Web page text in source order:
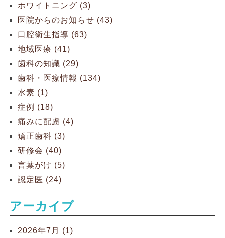
ホワイトニング (3)
医院からのお知らせ (43)
口腔衛生指導 (63)
地域医療 (41)
歯科の知識 (29)
歯科・医療情報 (134)
水素 (1)
症例 (18)
痛みに配慮 (4)
矯正歯科 (3)
研修会 (40)
言葉がけ (5)
認定医 (24)
アーカイブ
2026年7月 (1)